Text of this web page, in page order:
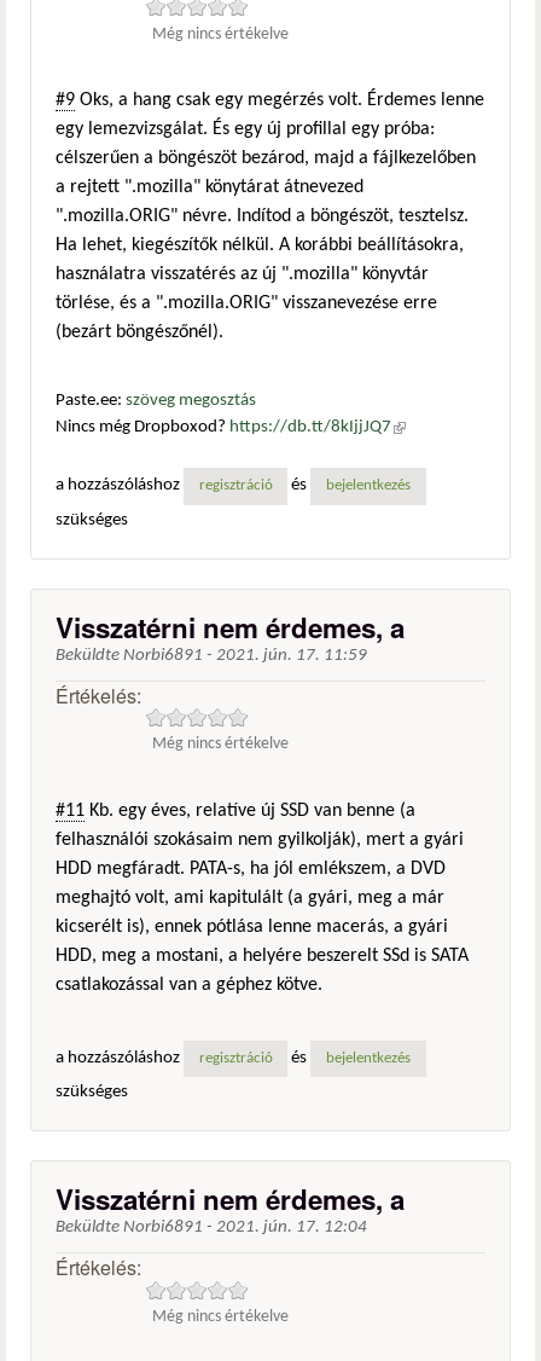
Még nincs értékelve
#9 Oks, a hang csak egy megérzés volt. Érdemes lenne
egy lemezvizsgálat. És egy új profillal egy próba:
célszerűen a böngészöt bezárod, majd a fájlkezelőben
a rejtett ".mozilla" könytárat átnevezed
".mozilla.ORIG" névre. Indítod a böngészöt, tesztelsz.
Ha lehet, kiegészítők nélkül. A korábbi beállításokra,
használatra visszatérés az új ".mozilla" könyvtár
törlése, és a ".mozilla.ORIG" visszanevezése erre
(bezárt böngészőnél).
Paste.ee: szöveg megosztás
Nincs még Dropboxod? https://db.tt/8kIjjJQ7 (külső
a hozzászóláshoz
regisztráció és bejelentkezés
szükséges
Visszatérni nem érdemes, a
Beküldte Norbi6891 - 2021. jún. 17. 11:59
Értékelés:
Még nincs értékelve
#11 Kb. egy éves, relatíve új SSD van benne (a
felhasználói szokásaim nem gyilkolják), mert a gyári
HDD megfáradt. PATA-s, ha jól emlékszem, a DVD
meghajtó volt, ami kapitulált (a gyári, meg a már
kicserélt is), ennek pótlása lenne macerás, a gyári
HDD, meg a mostani, a helyére beszerelt SSd is SATA
csatlakozással van a géphez kötve.
a hozzászóláshoz regisztráció és bejelentkezés
szükséges
Visszatérni nem érdemes, a
Beküldte Norbi6891 - 2021. jún. 17. 12:04
Értékelés:
Még nincs értékelve